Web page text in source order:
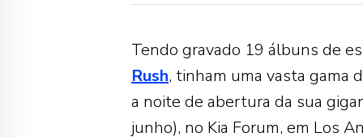
Tendo gravado 19 álbuns de
Rush, tinham uma vasta gama
a noite de abertura da sua
junho), no Kia Forum, em Los